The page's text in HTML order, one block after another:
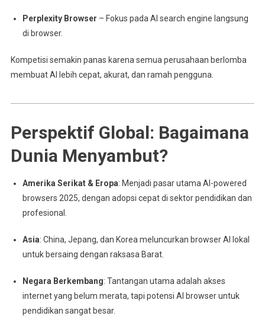
Perplexity Browser – Fokus pada AI search engine langsung
di browser.
Kompetisi semakin panas karena semua perusahaan berlomba
membuat AI lebih cepat, akurat, dan ramah pengguna.
Perspektif Global: Bagaimana
Dunia Menyambut?
Amerika Serikat & Eropa: Menjadi pasar utama AI-powered
browsers 2025, dengan adopsi cepat di sektor pendidikan dan
profesional.
Asia: China, Jepang, dan Korea meluncurkan browser AI lokal
untuk bersaing dengan raksasa Barat.
Negara Berkembang: Tantangan utama adalah akses
internet yang belum merata, tapi potensi AI browser untuk
pendidikan sangat besar.